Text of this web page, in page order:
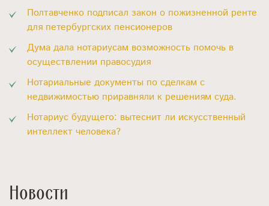
Полтавченко подписал закон о пожизненной ренте
для петербургских пенсионеров
Дума дала нотариусам возможность помочь в
осуществлении правосудия
Нотариальные документы по сделкам с
недвижимостью приравняли к решениям суда.
Нотариус будущего: вытеснит ли искусственный
интеллект человека?
Новости